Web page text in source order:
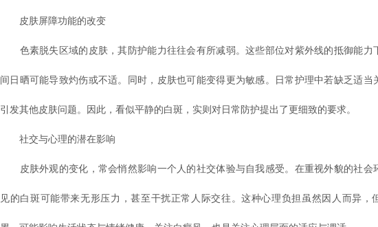
皮肤屏障功能的改变
色素脱失区域的皮肤，其防护能力往往会有所减弱。这些部位对紫外线的抵御能力
间日晒可能导致灼伤或不适。同时，皮肤也可能变得更为敏感。日常护理中若缺乏适当
引发其他皮肤问题。因此，看似平静的白斑，实则对日常防护提出了更细致的要求。
社交与心理的潜在影响
皮肤外观的变化，常会悄然影响一个人的社交体验与自我感受。在重视外貌的社会
见的白斑可能带来无形压力，甚至干扰正常人际交往。这种心理负担虽然因人而异，